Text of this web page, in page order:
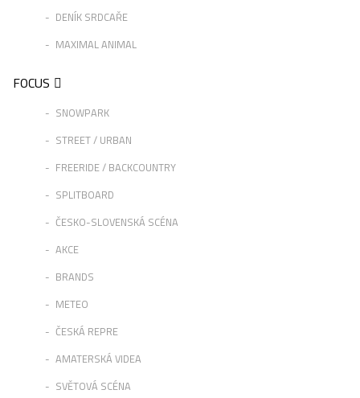
DENÍK SRDCAŘE
MAXIMAL ANIMAL
FOCUS
SNOWPARK
STREET / URBAN
FREERIDE / BACKCOUNTRY
SPLITBOARD
ČESKO-SLOVENSKÁ SCÉNA
AKCE
BRANDS
METEO
ČESKÁ REPRE
AMATERSKÁ VIDEA
SVĚTOVÁ SCÉNA